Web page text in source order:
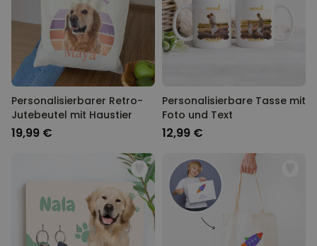
Personalisierbarer Retro-
Jutebeutel mit Haustier
19,99 €
Personalisierbare Tasse mit
Foto und Text
12,99 €